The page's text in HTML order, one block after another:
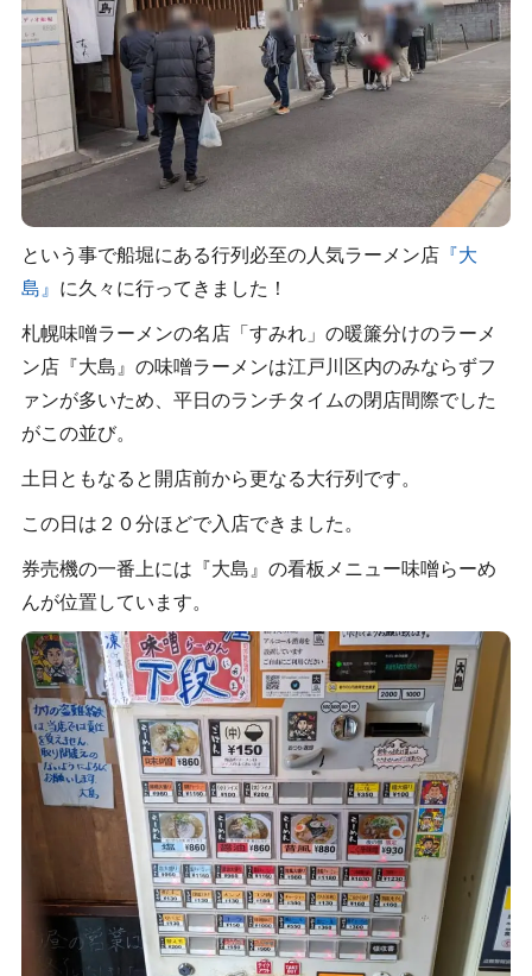
という事で船堀にある行列必至の人気ラーメン店『大
島』 に久々に行ってきました！
札幌味噌ラーメンの名店「すみれ」の暖簾分けのラーメ
ン店『大島』の味噌ラーメンは江戸川区内のみならずフ
ァンが多いため、平日のランチタイムの閉店間際でした
がこの並び。
土日ともなると開店前から更なる大行列です。
この日は２０分ほどで入店できました。
券売機の一番上には『大島』の看板メニュー味噌らーめ
んが位置しています。